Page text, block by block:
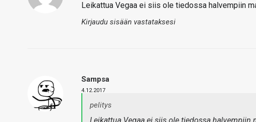
Leikattua Vegaa ei siis ole tiedossa halvempiin
Kirjaudu sisään vastataksesi
Sampsa
4.12.2017
pelitys